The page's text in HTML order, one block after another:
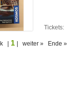
Tickets:
| 1 | weiter » Ende »